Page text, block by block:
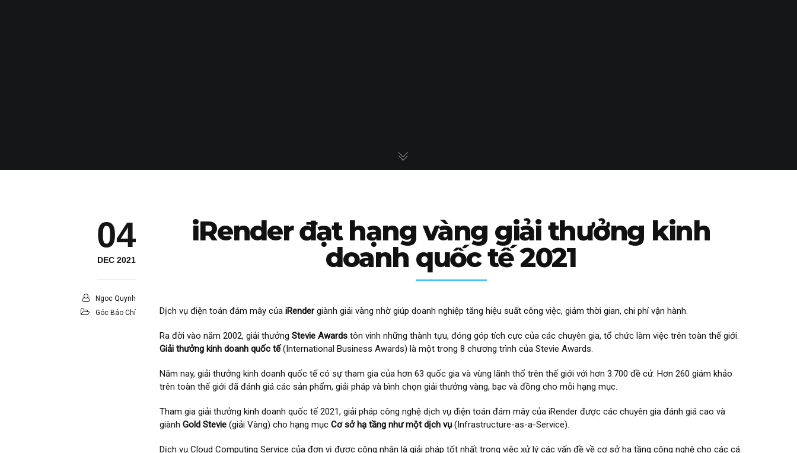
04
DEC 2021
Ngoc Quynh
Góc Báo Chí
iRender đạt hạng vàng giải thưởng kinh
doanh quốc tế 2021
Dịch vụ điện toán đám mây của iRendergiành giải vàng nhờ giúp doanh nghiệp tăng hiệu suất công việc, giảm thời gian, chi phí vận hành.
Ra đời vào năm 2002, giải thưởng Stevie Awards tôn vinh những thành tựu, đóng góp tích cực của các chuyên gia, tổ chức làm việc trên toàn thế giới.
Giải thưởng kinh doanh quốc tế (International Business Awards) là một trong 8 chương trình của Stevie Awards.
Năm nay, giải thưởng kinh doanh quốc tế có sự tham gia của hơn 63 quốc gia và vùng lãnh thổ trên thế giới với hơn 3.700 đề cử. Hơn 260 giám khảo
trên toàn thế giới đã đánh giá các sản phẩm, giải pháp và bình chọn giải thưởng vàng, bạc và đồng cho mỗi hạng mục.
Tham gia giải thưởng kinh doanh quốc tế 2021, giải pháp công nghệ dịch vụ điện toán đám mây của iRender được các chuyên gia đánh giá cao và
giành Gold Stevie (giải Vàng) cho hạng mục Cơ sở hạ tầng như một dịch vụ (Infrastructure-as-a-Service).
Dịch vụ Cloud Computing Service của đơn vị được công nhận là giải pháp tốt nhất trong việc xử lý các vấn đề về cơ sở hạ tầng công nghệ cho các cá